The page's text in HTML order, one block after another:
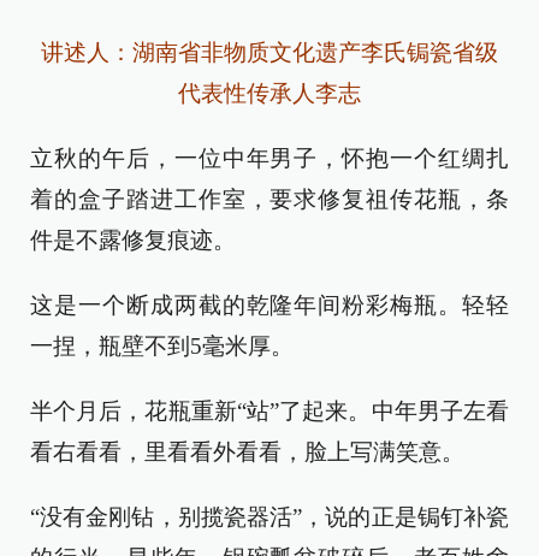
讲述人：湖南省非物质文化遗产李氏锔瓷省级
代表性传承人李志
立秋的午后，一位中年男子，怀抱一个红绸扎
着的盒子踏进工作室，要求修复祖传花瓶，条
件是不露修复痕迹。
这是一个断成两截的乾隆年间粉彩梅瓶。轻轻
一捏，瓶壁不到5毫米厚。
半个月后，花瓶重新“站”了起来。中年男子左看
看右看看，里看看外看看，脸上写满笑意。
“没有金刚钻，别揽瓷器活”，说的正是锔钉补瓷